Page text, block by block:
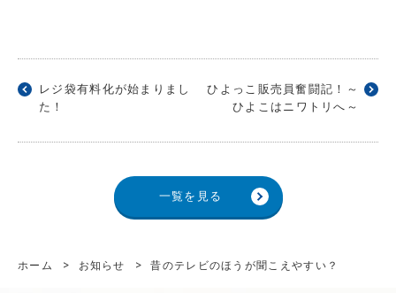
レジ袋有料化が始まりまし
た！
ひよっこ販売員奮闘記！～
ひよこはニワトリへ～
一覧を見る
ホーム > お知らせ > 昔のテレビのほうが聞こえやすい？